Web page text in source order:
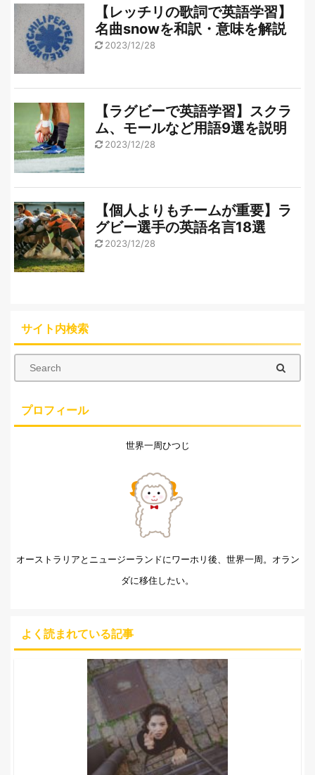
【レッチリの歌詞で英語学習】
名曲snowを和訳・意味を解説
2023/12/28
【ラグビーで英語学習】スクラ
ム、モールなど用語9選を説明
2023/12/28
【個人よりもチームが重要】ラ
グビー選手の英語名言18選
2023/12/28
サイト内検索
プロフィール
世界一周ひつじ
オーストラリアとニュージーランドにワーホリ後、世界一周。オラン
ダに移住したい。
よく読まれている記事